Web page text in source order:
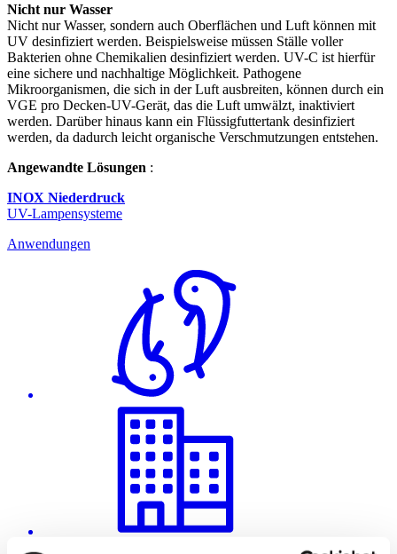
Nicht nur Wasser
Nicht nur Wasser, sondern auch Oberflächen und Luft können mit
UV desinfiziert werden. Beispielsweise müssen Ställe voller
Bakterien ohne Chemikalien desinfiziert werden. UV-C ist hierfür
eine sichere und nachhaltige Möglichkeit. Pathogene
Mikroorganismen, die sich in der Luft ausbreiten, können durch ein
VGE pro Decken-UV-Gerät, das die Luft umwälzt, inaktiviert
werden. Darüber hinaus kann ein Flüssigfuttertank desinfiziert
werden, da dadurch leicht organische Verschmutzungen entstehen.
Angewandte Lösungen :
INOX Niederdruck
UV-Lampensysteme
Anwendungen